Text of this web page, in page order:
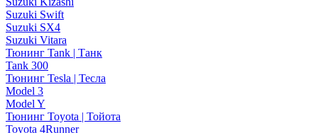
Suzuki Swift
Suzuki SX4
Suzuki Vitara
Тюнинг Tank | Танк
Tank 300
Тюнинг Tesla | Тесла
Model 3
Model Y
Тюнинг Toyota | Тойота
Toyota 4Runner